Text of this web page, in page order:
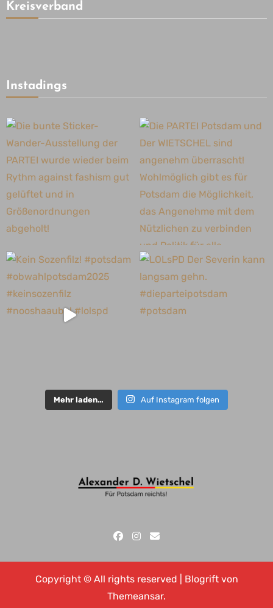
Kreisverband
Instadings
Mehr laden… Auf Instagram folgen
Copyright © All rights reserved Blogriftvon
Themeansar.